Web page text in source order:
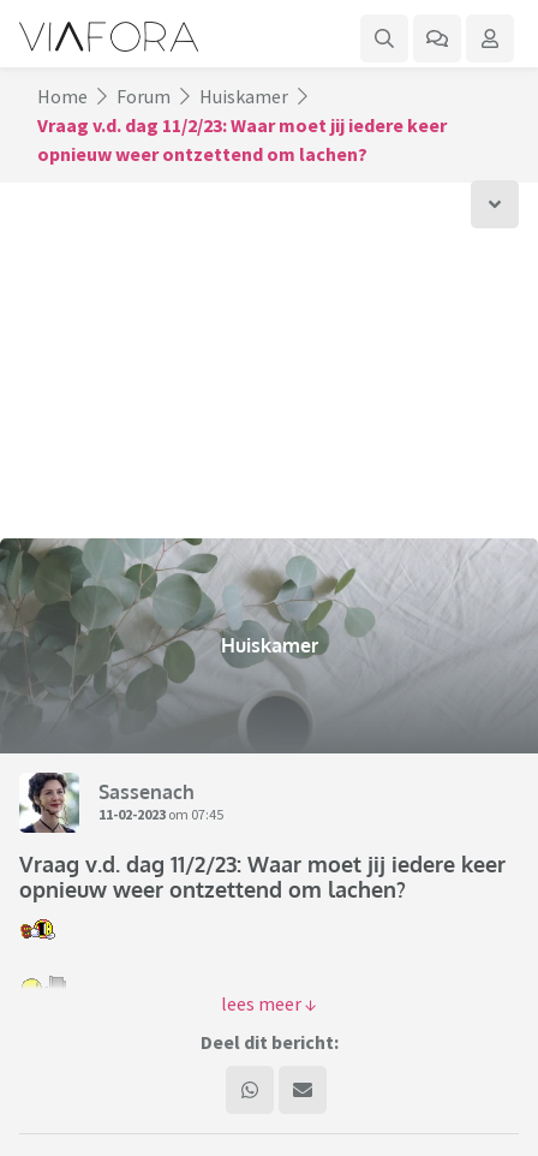
Home Forum
Huiskamer
Vraag v.d. dag 11/2/23: Waar moet jij iedere keer
opnieuw weer ontzettend om lachen?
Huiskamer
Sassenach
11-02-2023 om 07:45
Vraag v.d. dag 11/2/23: Waar moet jij iedere keer
opnieuw weer ontzettend om lachen?
Deel dit bericht: